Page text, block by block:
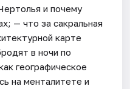
и почему
— что за сакральная
карте
в ночи по
географическое
на менталитете и